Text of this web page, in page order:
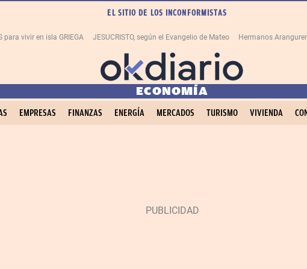
EL SITIO DE LOS INCONFORMISTAS
para vivir en isla GRIEGA JESUCRISTO, según el Evangelio de Mateo Hermanos Aranguren
ECONOMÍA
EMPRESAS FINANZAS ENERGÍA MERCADOS TURISMO VIVIENDA